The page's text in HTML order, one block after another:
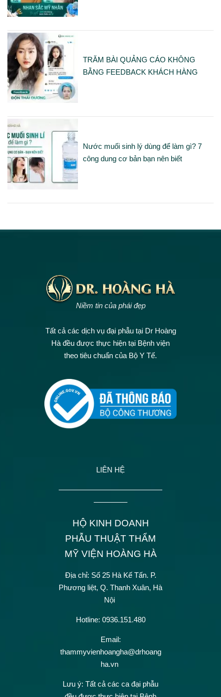
TRĂM BÀI QUẢNG CÁO KHÔNG
BẰNG FEEDBACK KHÁCH HÀNG
Nước muối sinh lý dùng để làm gì? 7
công dung cơ bản bạn nên biết
Niềm tin của phái đẹp
Tất cả các dịch vụ đại phẫu tại Dr Hoàng
Hà đều được thực hiện tại Bệnh viện
theo tiêu chuẩn của Bộ Y Tế.
LIÊN HỆ
——————————————
————–
HỘ KINH DOANH
PHẪU THUẬT THẨM
MỸ VIỆN HOÀNG HÀ
Địa chỉ: Số 25 Hà Kế Tấn. P.
Phương liệt, Q. Thanh Xuân, Hà
Nội
Hotline: 0936.151.480
Email:
thammyvienhoangha@drhoang
ha.vn
Lưu ý: Tất cả các ca đại phẫu